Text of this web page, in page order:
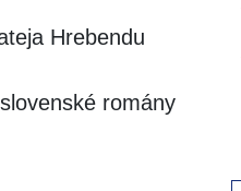
Hrebendu
romány